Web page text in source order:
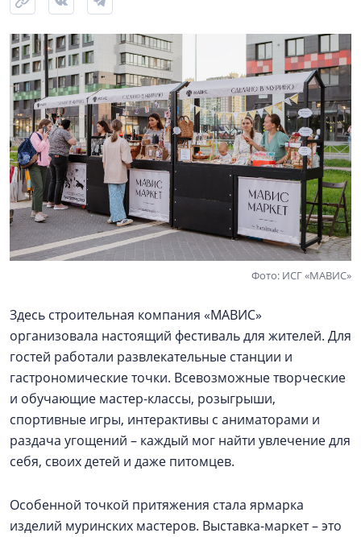
Фото: ИСГ «МАВИС»
Здесь строительная компания «МАВИС»
организовала настоящий фестиваль для жителей. Для
гостей работали развлекательные станции и
гастрономические точки. Всевозможные творческие
и обучающие мастер-классы, розыгрыши,
спортивные игры, интерактивы с аниматорами и
раздача угощений – каждый мог найти увлечение для
себя, своих детей и даже питомцев.
Особенной точкой притяжения стала ярмарка
изделий муринских мастеров. Выставка-маркет – это